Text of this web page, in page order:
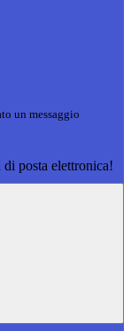
un messaggio
posta elettronica!